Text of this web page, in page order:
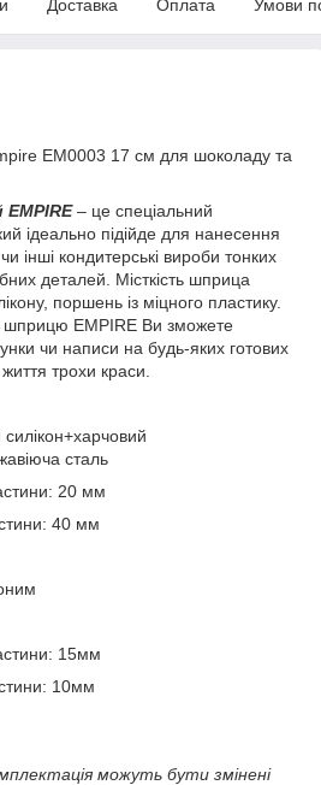
Доставка Оплата Умови
EM0003 17 см для шоколаду та
– це спеціальний
ідеально підійде для нанесення
інші кондитерські вироби тонких
деталей. Місткість шприца
поршень із міцного пластику.
шприцю EMPIRE Ви зможете
чи написи на будь-яких готових
трохи краси.
сталь
20 мм
40 мм
15мм
10мм
можуть бути змінені